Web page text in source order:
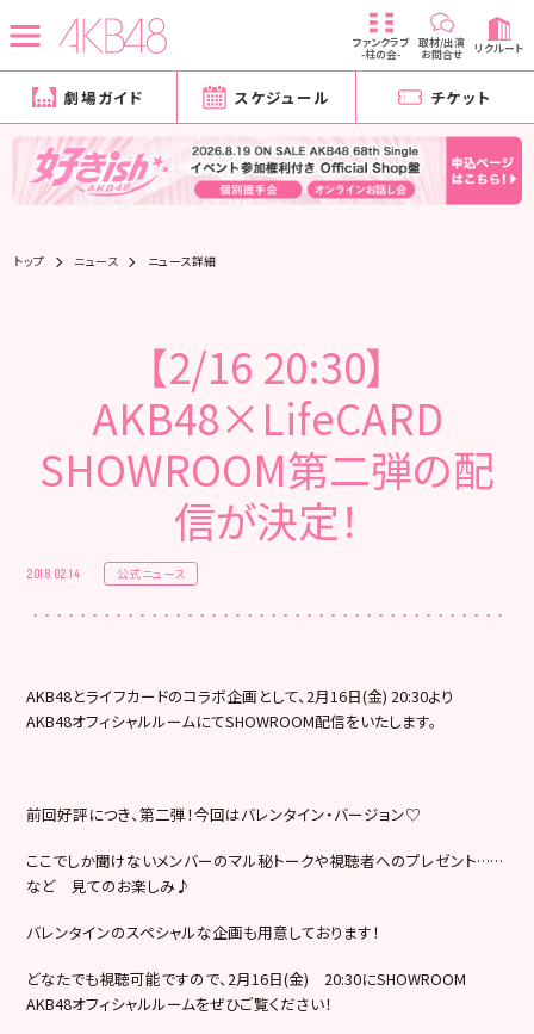
ファンクラブ
-柱の会-
取材/出演
お問合せ リクルート
劇場ガイド スケジュール チケット
トップ ニュース ニュース詳細
【2/16 20:30】
AKB48×LifeCARD
SHOWROOM第二弾の配
信が決定！
2018.02.14 公式ニュース
AKB48とライフカードのコラボ企画として、2月16日(金) 20:30より
AKB48オフィシャルルームにてSHOWROOM配信をいたします。
前回好評につき、第二弾！今回はバレンタイン・バージョン♡
ここでしか聞けないメンバーのマル秘トークや視聴者へのプレゼント……
など 見てのお楽しみ♪
バレンタインのスペシャルな企画も用意しております！
どなたでも視聴可能ですので、2月16日(金) 20:30にSHOWROOM
AKB48オフィシャルルームをぜひご覧ください！